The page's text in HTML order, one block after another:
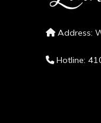
Address:
Hotline: